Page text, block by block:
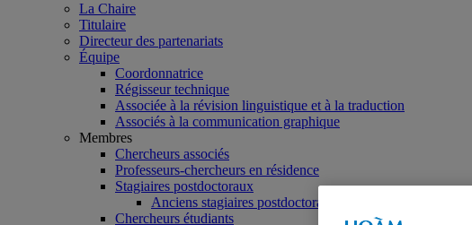
La Chaire
Titulaire
Directeur des partenariats
Équipe
Coordonnatrice
Régisseur technique
Associée à la révision linguistique et à la traduction
Associés à la communication graphique
Membres
Chercheurs associés
Professeurs-chercheurs en résidence
Stagiaires postdoctoraux
Anciens stagiaires postdoctoraux
Chercheurs étudiants